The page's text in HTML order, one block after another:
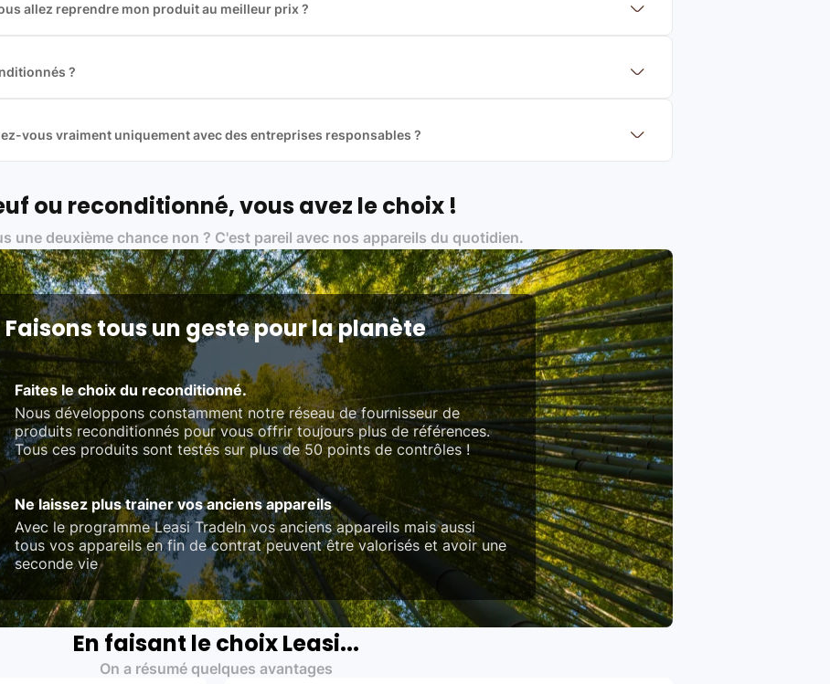
allez reprendre mon produit au meilleur prix ?
?
vous vraiment uniquement avec des entreprises responsables ?
nos partenaires :
des standards rigoureux (80 à 100 points de contrôle en fonction des produits)
et du référentiel QualiRepar (bonus réparation)
ou reconditionné, vous avez le choix !
une deuxième chance non ? C'est pareil avec nos appareils du quotidien.
Faisons tous un geste pour la planète
Faites le choix du reconditionné.
Nous développons constamment notre réseau de fournisseur de
produits reconditionnés pour vous offrir toujours plus de références.
Tous ces produits sont testés sur plus de 50 points de contrôles !
Ne laissez plus trainer vos anciens appareils
Avec le programme Leasi TradeIn vos anciens appareils mais aussi
tous vos appareils en fin de contrat peuvent être valorisés et avoir une
seconde vie
En faisant le choix Leasi...
On a résumé quelques avantages